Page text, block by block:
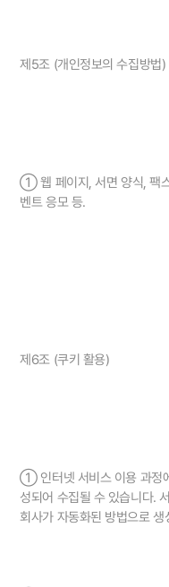
제5조 (개인정보의 수집방법)
① 웹 페이지, 서면 양식, 팩
벤트 응모 등.
제6조 (쿠키 활용)
① 인터넷 서비스 이용 과정
성되어 수집될 수 있습니다.
회사가 자동화된 방법으로